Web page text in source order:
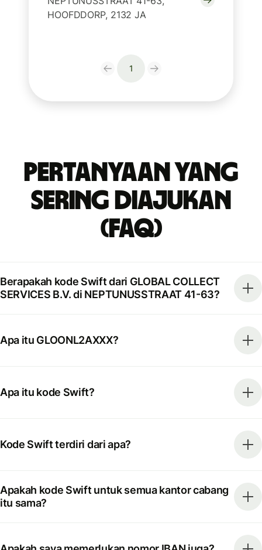
HOOFDDORP, 2132 JA
1
Pertanyaan yang
Sering Diajukan
(FAQ)
Berapakah kode Swift dari GLOBAL COLLECT
SERVICES B.V. di NEPTUNUSSTRAAT 41-63?
Apa itu GLOONL2AXXX?
Apa itu kode Swift?
Kode Swift terdiri dari apa?
Apakah kode Swift untuk semua kantor cabang
itu sama?